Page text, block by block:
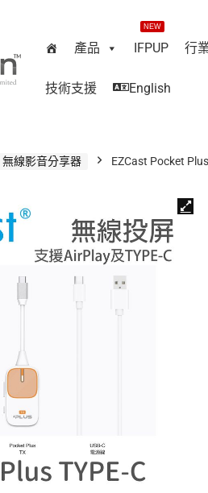
產品
NEW
IFPUP 行
技術支援 English
無線影音分享器 EZCast Pocket